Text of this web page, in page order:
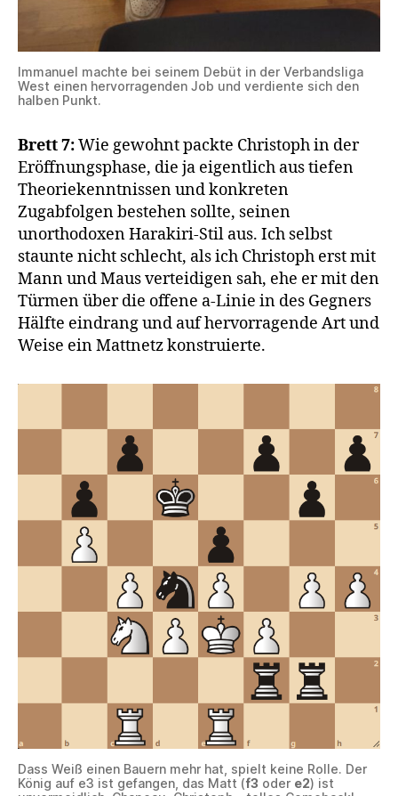
Immanuel machte bei seinem Debüt in der Verbandsliga
West einen hervorragenden Job und verdiente sich den
halben Punkt.
Brett 7:Wie gewohnt packte Christoph in der
Eröffnungsphase, die ja eigentlich aus tiefen
Theoriekenntnissen und konkreten
Zugabfolgen bestehen sollte, seinen
unorthodoxen Harakiri-Stil aus. Ich selbst
staunte nicht schlecht, als ich Christoph erst mit
Mann und Maus verteidigen sah, ehe er mit den
Türmen über die offene a-Linie in des Gegners
Hälfte eindrang und auf hervorragende Art und
Weise ein Mattnetz konstruierte.
Dass Weiß einen Bauern mehr hat, spielt keine Rolle. Der
König auf e3 ist gefangen, das Matt (f3 oder e2) ist